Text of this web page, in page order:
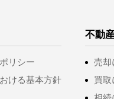
リシー
ける基本方針
不動
売却
買取